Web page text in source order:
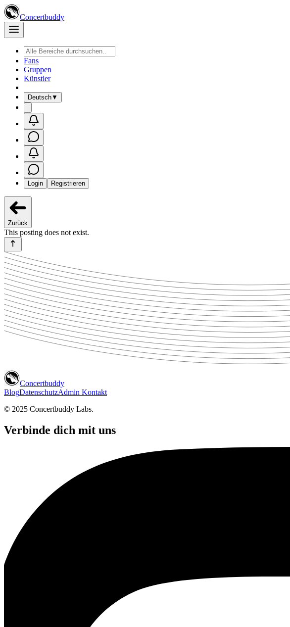
Concertbuddy
Fans
Gruppen
Künstler
Deutsch▼
Login Registrieren
Zurück
This posting does not exist.
Concertbuddy
BlogDatenschutzAdmin Kontakt
© 2025 Concertbuddy Labs.
Verbinde dich mit uns